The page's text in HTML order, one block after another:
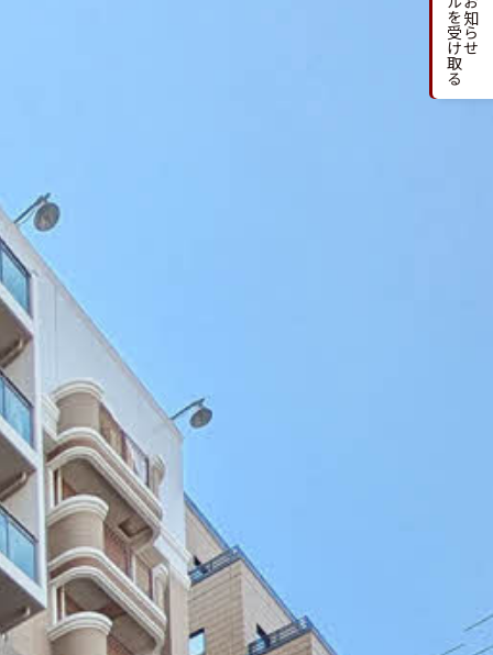
イフサポート
付き・シニア向け
・よくある質問
イフ CLUB
トナー
イフ GUARD